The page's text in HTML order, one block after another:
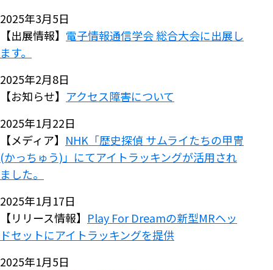
2025年3月5日
【出展情報】 電子情報通信学会 総合大会に出展し
ます。
2025年2月8日
【お知らせ】 アクセス障害について
2025年1月22日
【メディア】 NHK「歴史探偵 サムライたちの甲冑
(かっちゅう)」にてアイトラッキングが活用され
ました。
2025年1月17日
【リリース情報】 Play For Dreamの新型MRヘッ
ドセットにアイトラッキングを提供
2025年1月5日